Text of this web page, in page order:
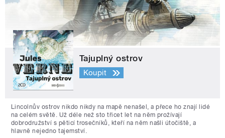
Tajuplný ostrov
Koupit
Lincolnův ostrov nikdo nikdy na mapě nenašel, a přece ho znají lidé
na celém světě. Už déle než sto třicet let na něm prožívají
dobrodružství s pěticí trosečníků, kteří na něm našli útočiště, a
hlavně nejedno tajemství.